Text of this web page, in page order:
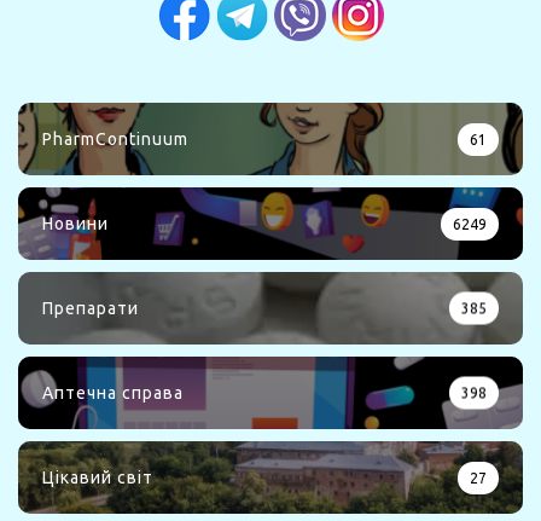
PharmContinuum 61
Новини 6249
Препарати 385
Аптечна справа 398
Цікавий світ 27